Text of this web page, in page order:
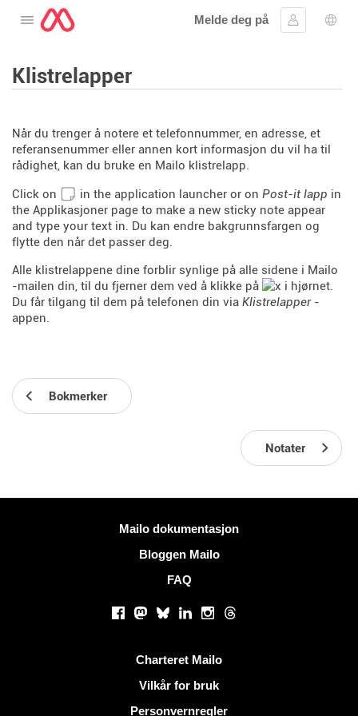
Åpne menyen
Melde deg på
Logg inn
Klistrelapper
Når du trenger å notere et telefonnummer, en adresse, et
referansenummer eller annen kort informasjon du vil ha til
rådighet, kan du bruke en Mailo klistrelapp.
Click on
in the application launcher or on Post-it lapp in
the Applikasjoner page to make a new sticky note appear
and type your text in. Du kan endre bakgrunnsfargen og
flytte den når det passer deg.
Alle klistrelappene dine forblir synlige på alle sidene i Mailo
-mailen din, til du fjerner dem ved å klikke på
i hjørnet.
Du får tilgang til dem på telefonen din via Klistrelapper-
appen.
Bokmerker
Notater
Mailo dokumentasjon
Bloggen Mailo
FAQ
Facebook
Mastodon
BlueskyLinkedInInstagram
Threads
Charteret Mailo
Vilkår for bruk
Personvernregler